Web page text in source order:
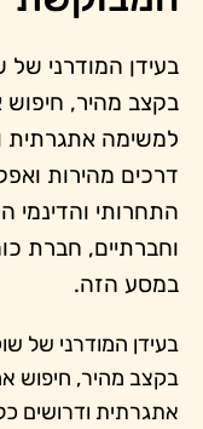
בעידן המודרני
בקצב מהיר,
למשימה אתגרתית
דרכים מהירות
התחרותי והדינמי
וחברתיים, חברת
במסע הזה.
בעידן המודרני של
בקצב מהיר, חיפוש
אתגרתית ודרושים